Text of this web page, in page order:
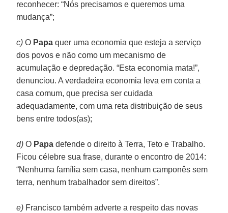
reconhecer: “Nós precisamos e queremos uma
mudança”;
c) O Papa quer uma economia que esteja a serviço
dos povos e não como um mecanismo de
acumulação e depredação. “Esta economia mata!”,
denunciou. A verdadeira economia leva em conta a
casa comum, que precisa ser cuidada
adequadamente, com uma reta distribuição de seus
bens entre todos(as);
d) O Papa defende o direito à Terra, Teto e Trabalho.
Ficou célebre sua frase, durante o encontro de 2014:
“Nenhuma família sem casa, nenhum camponês sem
terra, nenhum trabalhador sem direitos”.
e) Francisco também adverte a respeito das novas